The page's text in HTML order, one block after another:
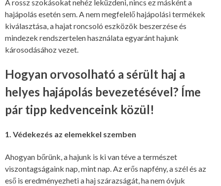
A rossz szokásokat nehéz leküzdeni, nincs ez másként a
hajápolás esetén sem. A nem megfelelő hajápolási termékek
kiválasztása, a hajat roncsoló eszközök beszerzése és
mindezek rendszertelen használata egyaránt hajunk
károsodásához vezet.
Hogyan orvosolható a sérült haj a
helyes hajápolás bevezetésével? Íme
pár tipp kedvenceink közül!
1. Védekezés az elemekkel szemben
Ahogyan bőrünk, a hajunk is ki van téve a természet
viszontagságaink nap, mint nap. Az erős napfény, a szél és az
eső is eredményezheti a haj szárazságát, ha nem óvjuk